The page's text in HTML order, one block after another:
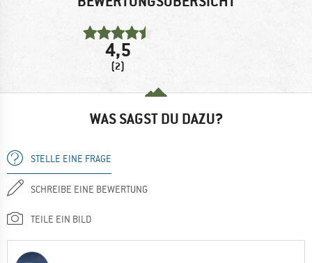
4,5
(2)
WAS SAGST DU DAZU?
STELLE EINE FRAGE
SCHREIBE EINE BEWERTUNG
TEILE EIN BILD